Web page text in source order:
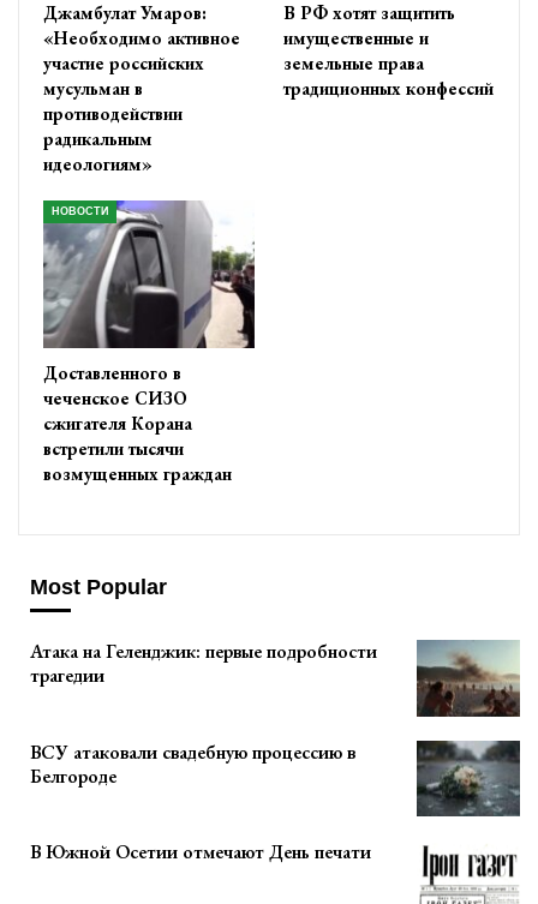
Джамбулат Умаров:
«Необходимо активное
участие российских
мусульман в
противодействии
радикальным
идеологиям»
В РФ хотят защитить
имущественные и
земельные права
традиционных конфессий
НОВОСТИ
Доставленного в
чеченское СИЗО
сжигателя Корана
встретили тысячи
возмущенных граждан
Most Popular
Атака на Геленджик: первые подробности
трагедии
ВСУ атаковали свадебную процессию в
Белгороде
В Южной Осетии отмечают День печати